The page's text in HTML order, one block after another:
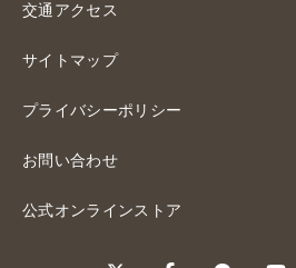
交通アクセス
サイトマップ
プライバシーポリシー
お問い合わせ
公式オンラインストア